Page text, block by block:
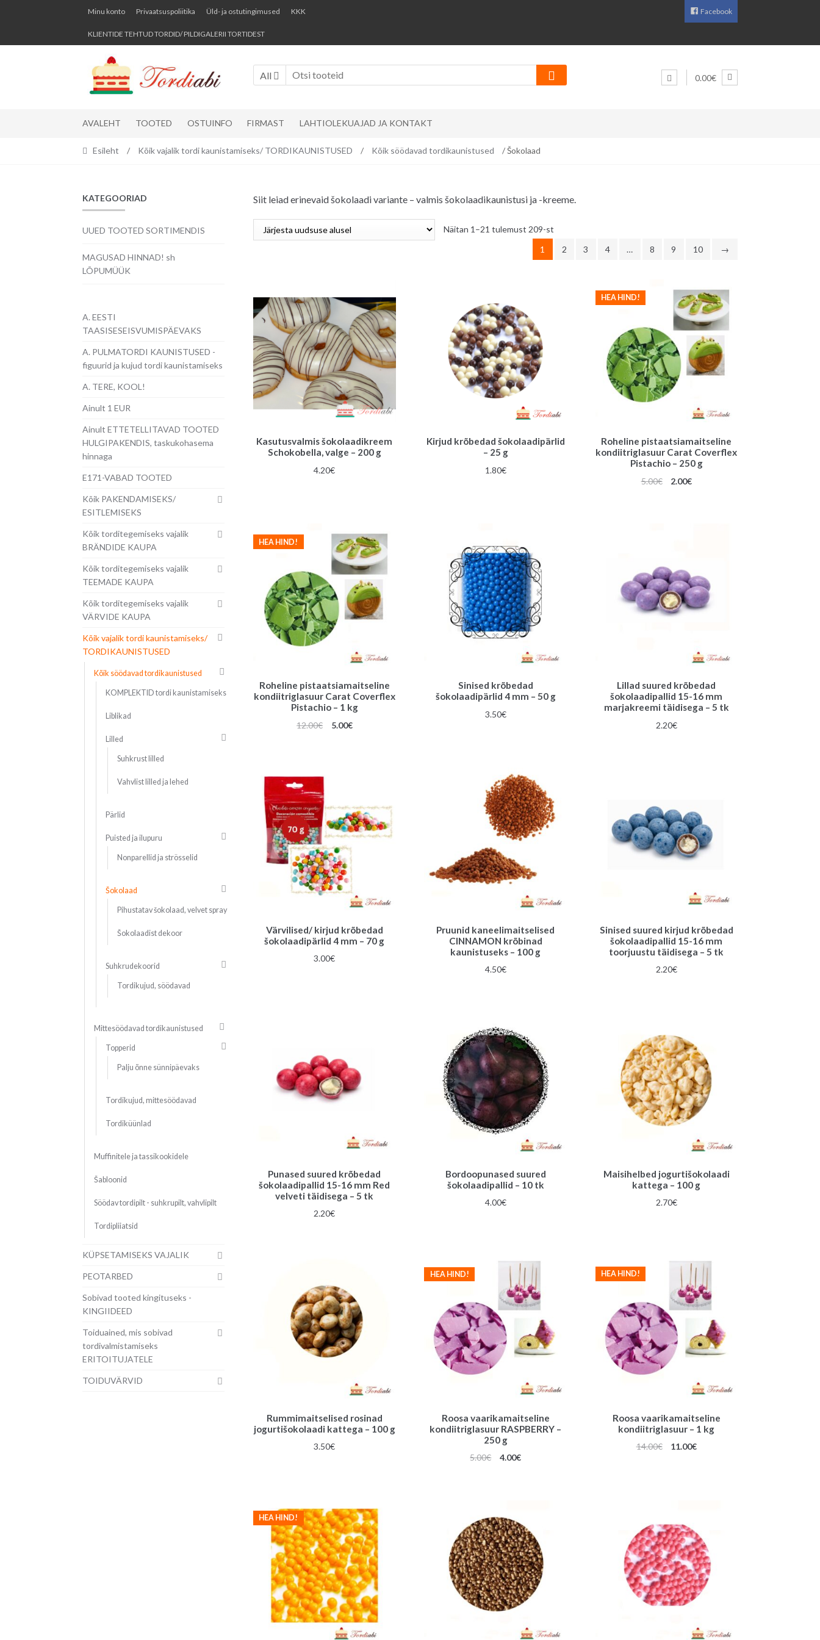
Skip
navigation
Skip
content
Minu konto Privaatsuspoliitika Üld- ja ostutingimused KKK
KLIENTIDE TEHTUD TORDID/ PILDIGALERII TORTIDEST
Facebook
All 0.00€
AVALEHT TOOTED OSTUINFO FIRMAST LAHTIOLEKUAJAD JA KONTAKT
Esileht / Kõik vajalik tordi kaunistamiseks/ TORDIKAUNISTUSED / Kõik söödavad tordikaunistused / Šokolaad
Siit leiad erinevaid šokolaadi variante – valmis šokolaadikaunistusi ja -kreeme.
Näitan 1–21 tulemust 209-st
järgi
1 2 3 4 … 8 9 10 →
Kasutusvalmis šokolaadikreem
Schokobella, valge – 200 g
4.20€
Kirjud krõbedad šokolaadipärlid
– 25 g
1.80€
Roheline pistaatsiamaitseline
kondiitriglasuur Carat Coverflex
Pistachio – 250 g
HEA HIND!
5.00€
Algne
2.00€Praegune
Roheline pistaatsiamaitseline
kondiitriglasuur Carat Coverflex
Pistachio – 1 kg
HEA HIND!
12.00€
Algne
5.00€Praegune
Sinised krõbedad
šokolaadipärlid 4 mm – 50 g
3.50€
Lillad suured krõbedad
šokolaadipallid 15-16 mm
marjakreemi täidisega – 5 tk
2.20€
Värvilised/ kirjud krõbedad
šokolaadipärlid 4 mm – 70 g
3.00€
Pruunid kaneelimaitselised
CINNAMON krõbinad
kaunistuseks – 100 g
4.50€
Sinised suured kirjud krõbedad
šokolaadipallid 15-16 mm
toorjuustu täidisega – 5 tk
2.20€
Punased suured krõbedad
šokolaadipallid 15-16 mm Red
velveti täidisega – 5 tk
2.20€
Bordoopunased suured
šokolaadipallid – 10 tk
4.00€
Maisihelbed jogurtišokolaadi
kattega – 100 g
2.70€
Rummimaitselised rosinad
jogurtišokolaadi kattega – 100 g
3.50€
Roosa vaarikamaitseline
kondiitriglasuur RASPBERRY –
250 g
HEA HIND!
5.00€
Algne
4.00€Praegune
Roosa vaarikamaitseline
kondiitriglasuur – 1 kg
HEA HIND!
14.00€
Algne
11.00€Praegune
HEA HIND!
KATEGOORIAD
UUED TOOTED SORTIMENDIS
MAGUSAD HINNAD! sh
LÕPUMÜÜK
A. EESTI
TAASISESEISVUMISPÄEVAKS
A. PULMATORDI KAUNISTUSED -
figuurid ja kujud tordi kaunistamiseks
A. TERE, KOOL!
Ainult 1 EUR
Ainult ETTETELLITAVAD TOOTED
HULGIPAKENDIS, taskukohasema
hinnaga
E171-VABAD TOOTED
Kõik PAKENDAMISEKS/
ESITLEMISEKS
Kõik torditegemiseks vajalik
BRÄNDIDE KAUPA
Kõik torditegemiseks vajalik
TEEMADE KAUPA
Kõik torditegemiseks vajalik
VÄRVIDE KAUPA
Kõik vajalik tordi kaunistamiseks/
TORDIKAUNISTUSED
Kõik söödavad tordikaunistused
KOMPLEKTID tordi kaunistamiseks
Liblikad
Lilled
Suhkrust lilled
Vahvlist lilled ja lehed
Pärlid
Puisted ja ilupuru
Nonparellid ja strösselid
Šokolaad
Pihustatav šokolaad, velvet spray
Šokolaadist dekoor
Suhkrudekoorid
Tordikujud, söödavad
Mittesöödavad tordikaunistused
Topperid
Palju õnne sünnipäevaks
Tordikujud, mittesöödavad
Tordiküünlad
Muffinitele ja tassikookidele
Šabloonid
Söödav tordipilt - suhkrupilt, vahvlipilt
Tordipliiatsid
KÜPSETAMISEKS VAJALIK
PEOTARBED
Sobivad tooted kingituseks -
KINGIIDEED
Toiduained, mis sobivad
tordivalmistamiseks
ERITOITUJATELE
TOIDUVÄRVID